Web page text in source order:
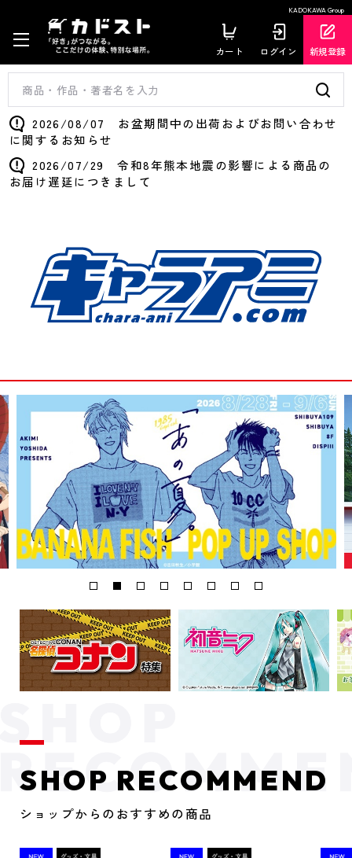
KADOKAWA Group
カート ログイン 新規登録
2026/08/07 お盆期間中の出荷およびお問い合わせ
に関するお知らせ
2026/07/29 令和8年熊本地震の影響による商品の
お届け遅延につきまして
SHOP RECOMMEND
ショップからのおすすめの商品